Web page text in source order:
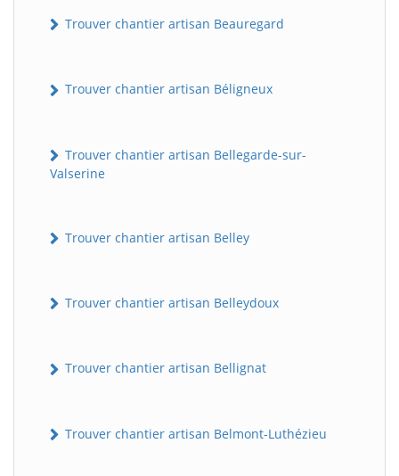
Trouver chantier artisan Beauregard
Trouver chantier artisan Béligneux
Trouver chantier artisan Bellegarde-sur-
Valserine
Trouver chantier artisan Belley
Trouver chantier artisan Belleydoux
Trouver chantier artisan Bellignat
Trouver chantier artisan Belmont-Luthézieu